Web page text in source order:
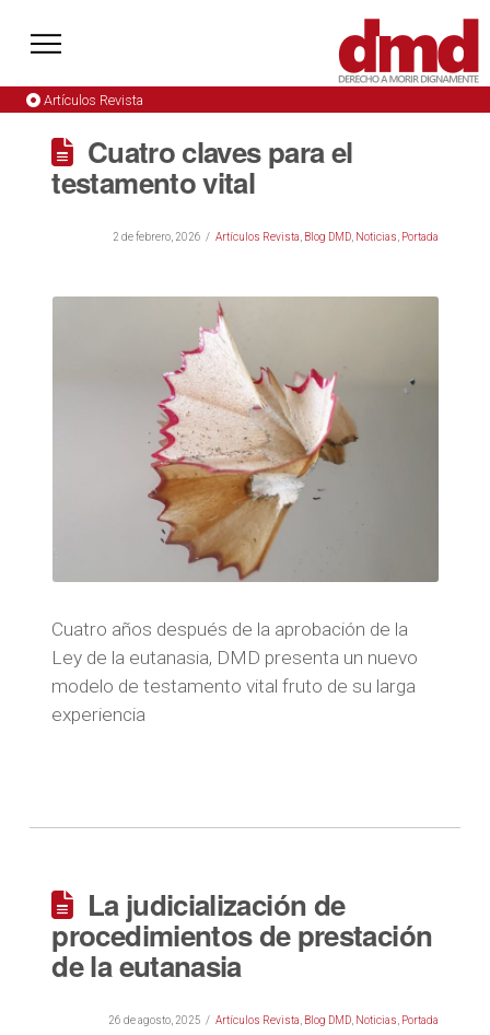
Artículos Revista
Cuatro claves para el
testamento vital
2 de febrero, 2026 Artículos Revista Blog DMD, Noticias Portada
Cuatro años después de la aprobación de la
Ley de la eutanasia, DMD presenta un nuevo
modelo de testamento vital fruto de su larga
experiencia
La judicialización de
procedimientos de prestación
de la eutanasia
26 de agosto, 2025 Artículos Revista Blog DMD, Noticias Portada